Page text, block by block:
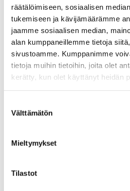
räätälöimiseen, sosiaalisen
tukemiseen ja kävijämäärämme
jaamme sosiaalisen median,
alan kumppaneillemme tietoja
sivustoamme. Kumppanimme
tietoja muihin tietoihin, joita olet
kerätty, kun olet käyttänyt heidän
valinta
Välttämätön
Mieltymykset
Tilastot
Suomen kaupan
investoija, mutta
innovaatiot ovat
verrattuna
Tämä hidastaa
keskellä.
laajentamista,
joulukuussa